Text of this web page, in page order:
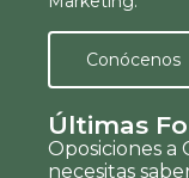
Conócenos
Últimas
Oposiciones a
necesitas